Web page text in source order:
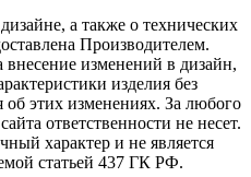
а также о технических
Производителем.
изменений в дизайн,
изделия без
об этих изменениях. За любого
ответственности не несет.
характер и не является
статьей 437 ГК РФ.